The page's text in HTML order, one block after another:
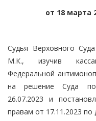
от 18 марта
Судья Верховного
М.К., изучив
Федеральной
на решение Суда по
26.07.2023 и
правам от 17.11.2023